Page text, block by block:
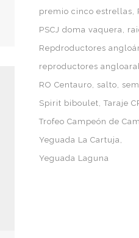
premio cinco estrellas
PSCJ doma vaquera
Repdroductores
reproductores
RO Centauro
salto
Spirit biboulet Taraje
Trofeo Campeón de
Yeguada La Cartuja
Yeguada Laguna